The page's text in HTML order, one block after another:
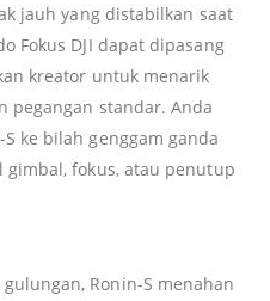
jauh yang distabilkan saat
Fokus DJI dapat dipasang
kreator untuk menarik
pegangan standar. Anda
ke bilah genggam ganda
fokus, atau penutup
Ronin-S menahan